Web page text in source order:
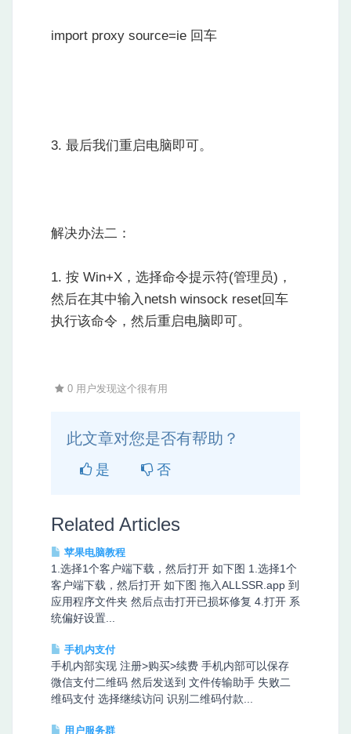
import proxy source=ie 回车
3. 最后我们重启电脑即可。
解决办法二：
1. 按 Win+X，选择命令提示符(管理员)，
然后在其中输入netsh winsock reset回车
执行该命令，然后重启电脑即可。
0 用户发现这个很有用
此文章对您是否有帮助？
是 否
Related Articles
苹果电脑教程
1.选择1个客户端下载，然后打开 如下图 1.选择1个
客户端下载，然后打开 如下图 拖入ALLSSR.app 到
应用程序文件夹 然后点击打开已损坏修复 4.打开 系
统偏好设置...
手机内支付
手机内部实现 注册>购买>续费 手机内部可以保存
微信支付二维码 然后发送到 文件传输助手 失败二
维码支付 选择继续访问 识别二维码付款...
用户服务群